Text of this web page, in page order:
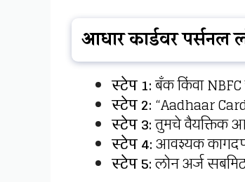
आधार कार्डवर पर्सनल
स्टेप 1:बँक किंवा
स्टेप 2: “Aadhaar
स्टेप 3:तुमचे वैयक्तिक
स्टेप 4:आवश्यक
स्टेप 5:लोन अर्ज